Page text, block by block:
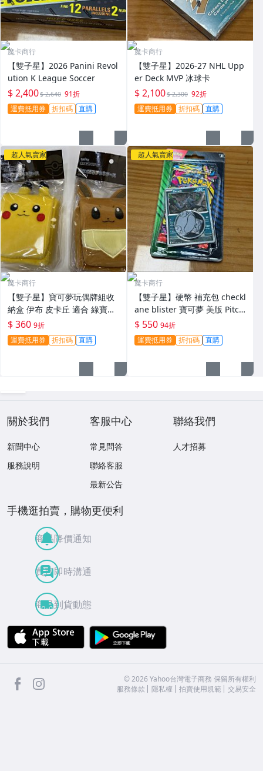
魔卡商行
【雙子星】2026 Panini Revol
ution K League Soccer
$ 2,400$ 2,640 91折
運費抵用券 折扣碼 直購
魔卡商行
【雙子星】2026-27 NHL Upp
er Deck MVP 冰球卡
$ 2,100$ 2,300 92折
運費抵用券 折扣碼 直購
超人氣賣家
魔卡商行
【雙子星】寶可夢玩偶牌組收
納盒 伊布 皮卡丘 適合 綠寶石
風暴 30周年 PTCG 卡牌
$ 360 9折
運費抵用券 折扣碼 直購
超人氣賣家
魔卡商行
【雙子星】硬幣 補充包 checkl
ane blister 寶可夢 美版 Pitch
Black 英文版 深淵之瞳
$ 550 94折
運費抵用券 折扣碼 直購
關於我們
新聞中心
服務說明
客服中心
常見問答
聯絡客服
最新公告
聯絡我們
人才招募
手機逛拍賣，購物更便利
商品降價通知
買賣即時溝通
商品到貨動態
APP Store
facebook ©2026 Yahoo台灣電子商務 保留所有權利
服務條款
隱私權 拍賣使用規範 交易安全